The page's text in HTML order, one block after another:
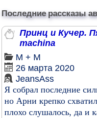
Последние рассказы
Принц и Кучер.
machina
М + М
26 марта 2020
JeansAss
Я собрал последние
но Арни крепко
плохо слушалось, да и